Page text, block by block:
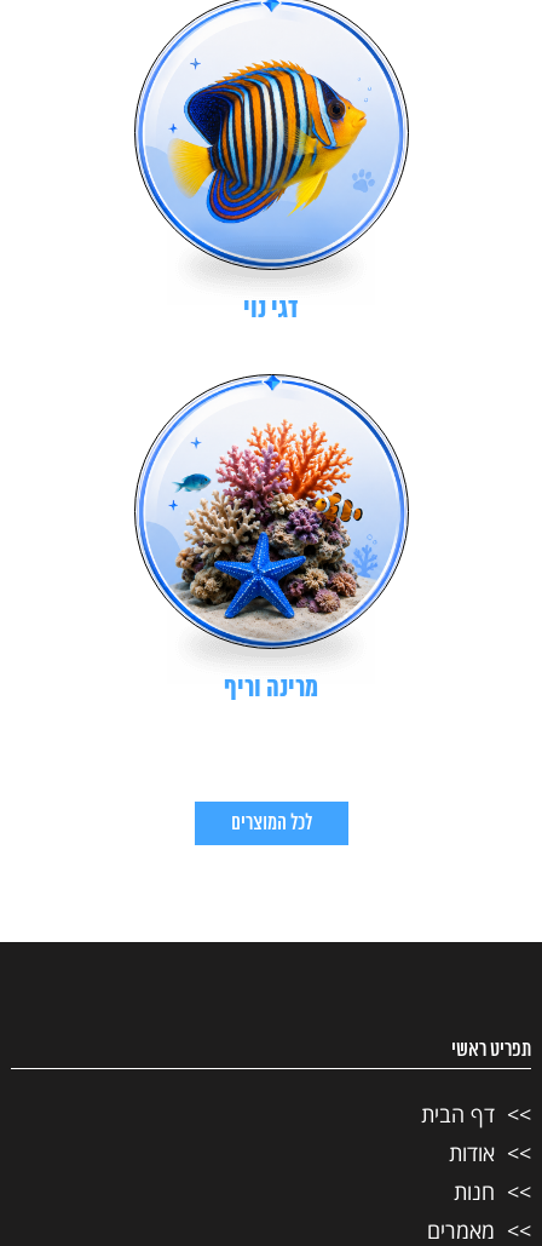
דגי נוי
מרינה וריף
לכל המוצרים
תפריט ראשי
דף הבית
אודות
חנות
מאמרים